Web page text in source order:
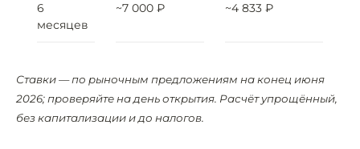
6
месяцев
~7 000 ₽ ~4 833 ₽
Ставки — по рыночным предложениям на конец июня
2026; проверяйте на день открытия. Расчёт упрощённый,
без капитализации и до налогов.